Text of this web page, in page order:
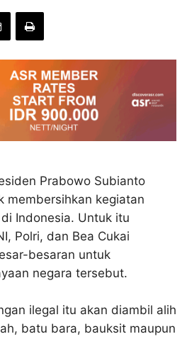
Prabowo Subianto
membersihkan kegiatan
Indonesia. Untuk itu
Polri, dan Bea Cukai
besaran untuk
negara tersebut.
ilegal itu akan diambil alih
batu bara, bauksit maupun